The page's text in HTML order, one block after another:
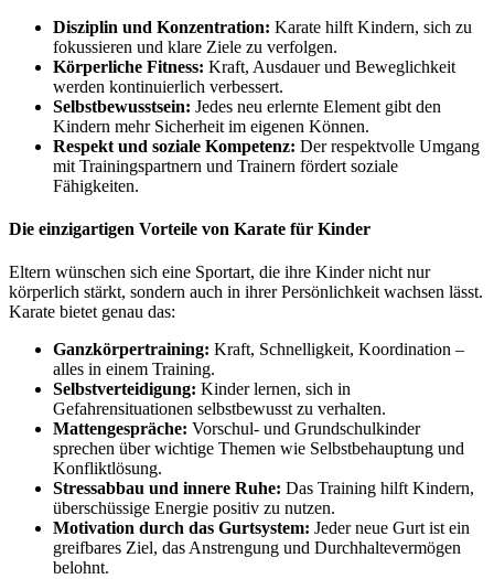
Disziplin und Konzentration: Karate hilft Kindern, sich zu
fokussieren und klare Ziele zu verfolgen.
Körperliche Fitness: Kraft, Ausdauer und Beweglichkeit
werden kontinuierlich verbessert.
Selbstbewusstsein: Jedes neu erlernte Element gibt den
Kindern mehr Sicherheit im eigenen Können.
Respekt und soziale Kompetenz: Der respektvolle Umgang
mit Trainingspartnern und Trainern fördert soziale
Fähigkeiten.
Die einzigartigen Vorteile von Karate für Kinder
Eltern wünschen sich eine Sportart, die ihre Kinder nicht nur
körperlich stärkt, sondern auch in ihrer Persönlichkeit wachsen lässt.
Karate bietet genau das:
Ganzkörpertraining: Kraft, Schnelligkeit, Koordination –
alles in einem Training.
Selbstverteidigung: Kinder lernen, sich in
Gefahrensituationen selbstbewusst zu verhalten.
Mattengespräche: Vorschul- und Grundschulkinder
sprechen über wichtige Themen wie Selbstbehauptung und
Konfliktlösung.
Stressabbau und innere Ruhe: Das Training hilft Kindern,
überschüssige Energie positiv zu nutzen.
Motivation durch das Gurtsystem: Jeder neue Gurt ist ein
greifbares Ziel, das Anstrengung und Durchhaltevermögen
belohnt.